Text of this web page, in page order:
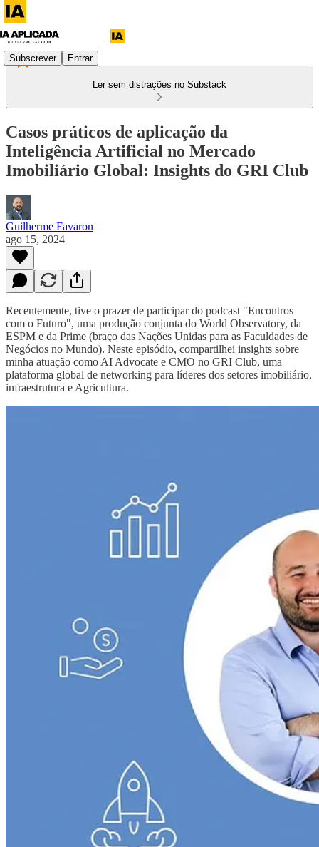
Subscrever Entrar
Ler sem distrações no Substack
Casos práticos de aplicação da
Inteligência Artificial no Mercado
Imobiliário Global: Insights do GRI Club
Guilherme Favaron
ago 15, 2024
Recentemente, tive o prazer de participar do podcast "Encontros
com o Futuro", uma produção conjunta do World Observatory, da
ESPM e da Prime (braço das Nações Unidas para as Faculdades de
Negócios no Mundo). Neste episódio, compartilhei insights sobre
minha atuação como AI Advocate e CMO no GRI Club, uma
plataforma global de networking para líderes dos setores imobiliário,
infraestrutura e Agricultura.